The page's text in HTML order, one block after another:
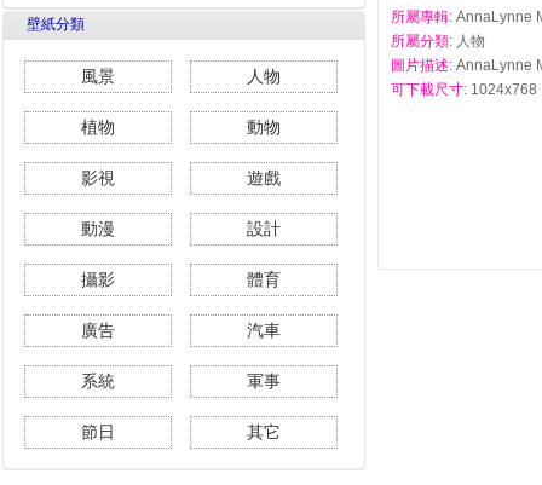
壁紙分類
風景 人物
植物 動物
影視 遊戲
動漫 設計
攝影 體育
廣告 汽車
系統 軍事
節日 其它
所屬專輯: AnnaLynne
所屬分類: 人物
圖片描述: AnnaLynne
可下載尺寸: